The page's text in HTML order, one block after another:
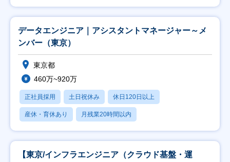
データエンジニア｜アシスタントマネージャー～メ
ンバー（東京）
東京都
460万~920万
正社員採用 土日祝休み 休日120日以上
産休・育休あり 月残業20時間以内
【東京/インフラエンジニア（クラウド基盤・運